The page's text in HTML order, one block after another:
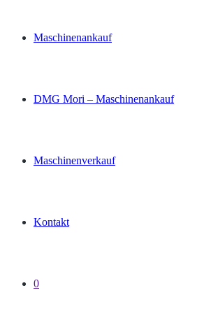
Maschinenankauf
DMG Mori – Maschinenankauf
Maschinenverkauf
Kontakt
0